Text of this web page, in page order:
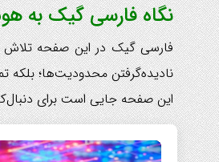
نگاه فارسی گیک به
فارسی گیک در این صفحه تلاش
نادیده‌گرفتن محدودیت‌ها؛ بلکه
این صفحه جایی است برای